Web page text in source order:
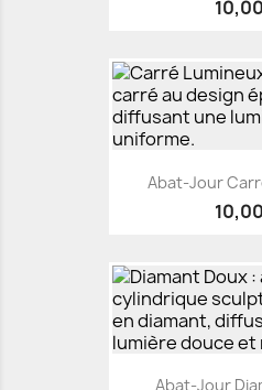
Abat-Jour
Abat-Jour